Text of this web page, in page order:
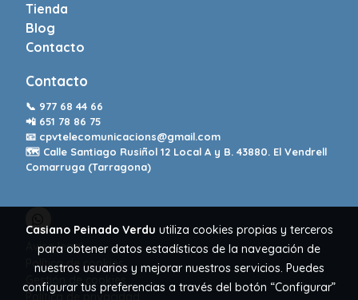
Tienda
Blog
Contacto
Contacto
📞 977 68 44 66
📲 651 78 86 75
📧 cpvtelecomunicacions@gmail.com
🗺️ Calle Santiago Rusiñol 12 Local A y B. 43880. El Vendrell
Comarruga (Tarragona)
Aviso legal
Política de cookies
Gestión de cookies
Política de privacidad
Casiano Peinado Verdu utiliza cookies propias y terceros
para obtener datos estadísticos de la navegación de
nuestros usuarios y mejorar nuestros servicios. Puedes
configurar tus preferencias a través del botón “Configurar”